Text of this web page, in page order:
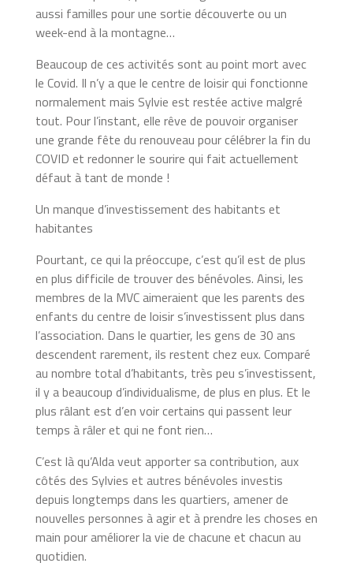
aussi familles pour une sortie découverte ou un
week-end à la montagne…
Beaucoup de ces activités sont au point mort avec
le Covid. Il n’y a que le centre de loisir qui fonctionne
normalement mais Sylvie est restée active malgré
tout. Pour l’instant, elle rêve de pouvoir organiser
une grande fête du renouveau pour célébrer la fin du
COVID et redonner le sourire qui fait actuellement
défaut à tant de monde !
Un manque d’investissement des habitants et
habitantes
Pourtant, ce qui la préoccupe, c’est qu’il est de plus
en plus difficile de trouver des bénévoles. Ainsi, les
membres de la MVC aimeraient que les parents des
enfants du centre de loisir s’investissent plus dans
l’association. Dans le quartier, les gens de 30 ans
descendent rarement, ils restent chez eux. Comparé
au nombre total d’habitants, très peu s’investissent,
il y a beaucoup d’individualisme, de plus en plus. Et le
plus râlant est d’en voir certains qui passent leur
temps à râler et qui ne font rien…
C’est là qu’Alda veut apporter sa contribution, aux
côtés des Sylvies et autres bénévoles investis
depuis longtemps dans les quartiers, amener de
nouvelles personnes à agir et à prendre les choses en
main pour améliorer la vie de chacune et chacun au
quotidien.